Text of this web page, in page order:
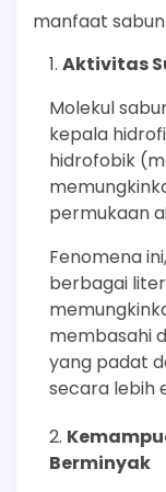
manfaat
Aktivitas
Molekul
kepala
hidrofobik
permukaan
Fenomena
berbagai
membasahi
yang padat
secara lebih
Berminyak